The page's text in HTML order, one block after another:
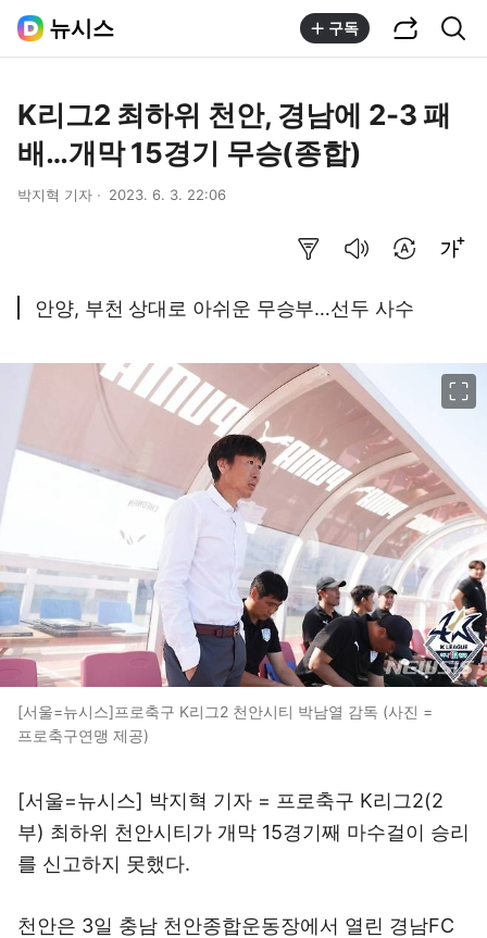
뉴시스 구독
K리그2 최하위 천안, 경남에 2-3 패
배…개막 15경기 무승(종합)
박지혁 기자 2023. 6. 3. 22:06
안양, 부천 상대로 아쉬운 무승부…선두 사수
[서울=뉴시스]프로축구 K리그2 천안시티 박남열 감독 (사진 =
프로축구연맹 제공)
[서울=뉴시스] 박지혁 기자 = 프로축구 K리그2(2
부) 최하위 천안시티가 개막 15경기째 마수걸이 승리
를 신고하지 못했다.
천안은 3일 충남 천안종합운동장에서 열린 경남FC